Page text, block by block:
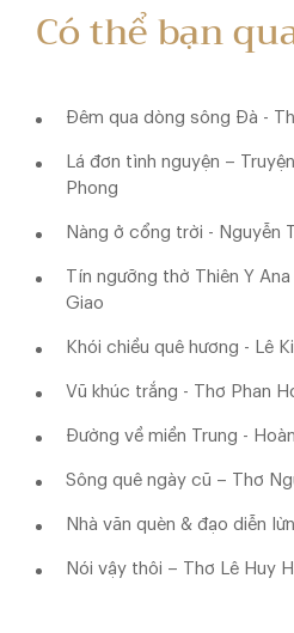
Có thể bạn
Đêm qua dòng sông Đà -
Lá đơn tình nguyện –
Phong
Nàng ở cổng trời - Nguyễn
Tín ngưỡng thờ Thiên Y
Giao
Khói chiều quê hương - Lê
Vũ khúc trắng - Thơ Phan
Đường về miền Trung -
Sông quê ngày cũ – Thơ
Nhà văn quèn & đạo diễn
Nói vậy thôi – Thơ Lê Huy